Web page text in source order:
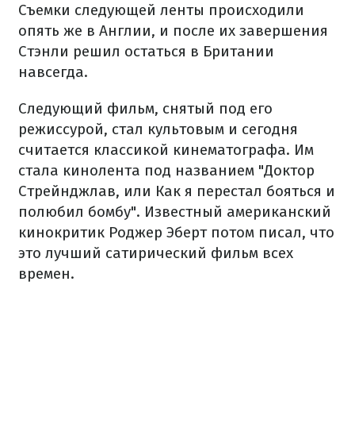
Съемки следующей ленты происходили
опять же в Англии, и после их завершения
Стэнли решил остаться в Британии
навсегда.
Следующий фильм, снятый под его
режиссурой, стал культовым и сегодня
считается классикой кинематографа. Им
стала кинолента под названием "Доктор
Стрейнджлав, или Как я перестал бояться и
полюбил бомбу". Известный американский
кинокритик Роджер Эберт потом писал, что
это лучший сатирический фильм всех
времен.